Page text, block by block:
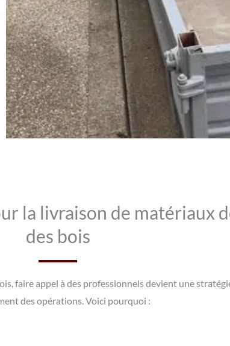
la livraison de matériaux
des bois
faire appel à des professionnels devient une
des opérations. Voici pourquoi :